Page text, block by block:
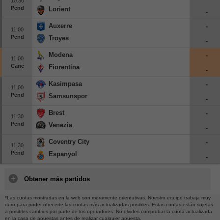
Pend
Lorient
-
11:00
Pend
Auxerre
Troyes
-
-
11:00
Canc
Modena
Fiorentina
-
-
11:00
Pend
Kasimpasa
Samsunspor
-
-
11:30
Pend
Brest
Venezia
-
-
11:30
Pend
Coventry City
Espanyol
-
-
Obtener más partidos
*Las cuotas mostradas en la web son meramente orientativas. Nuestro equipo trabaja muy
duro para poder ofrecerte las cuotas más actualizadas posibles. Estas cuotas están sujetas
a posibles cambios por parte de los operadores. No olvides comprobar la cuota actualizada
en la casa de apuestas antes de realizar cualquier apuesta.